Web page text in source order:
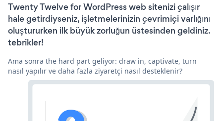
Twenty Twelve for WordPress web sitenizi çalışır
hale getirdiyseniz, işletmelerinizin çevrimiçi varlığını
oluştururken ilk büyük zorluğun üstesinden geldiniz.
tebrikler!
Ama sonra the hard part geliyor: draw in, captivate, turn
nasıl yapılır ve daha fazla ziyaretçi nasıl desteklenir?